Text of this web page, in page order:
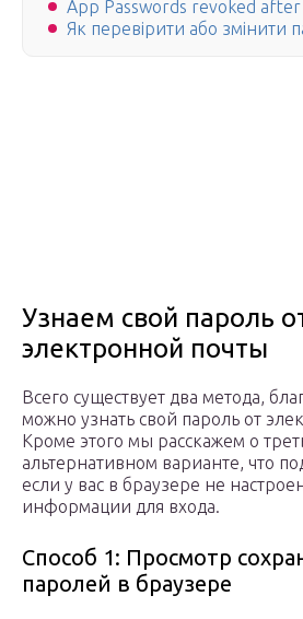
App Passwords revoked
Як перевірити або змінити
Узнаем свой пароль
электронной почты
Всего существует два метода,
можно узнать свой пароль от
Кроме этого мы расскажем о
альтернативном варианте, что
если у вас в браузере не
информации для входа.
Способ 1: Просмотр
паролей в браузере